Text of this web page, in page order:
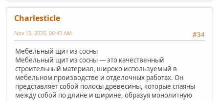
Charlesticle
#34
Nov 13, 2025, 06:43 AM
Мебельный щит из сосны
Мебельный щит из сосны — это качественный
строительный материал, широко используемый в
мебельном производстве и отделочных работах. Он
представляет собой полосы древесины, которые спаяны
между собой по длине и ширине, образуя монолитную